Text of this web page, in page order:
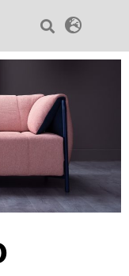
Menu